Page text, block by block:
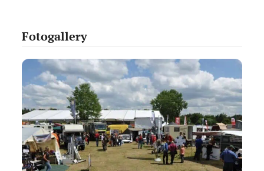
Fotogallery
Use
the
left
and
right
arrow
keys
to
access